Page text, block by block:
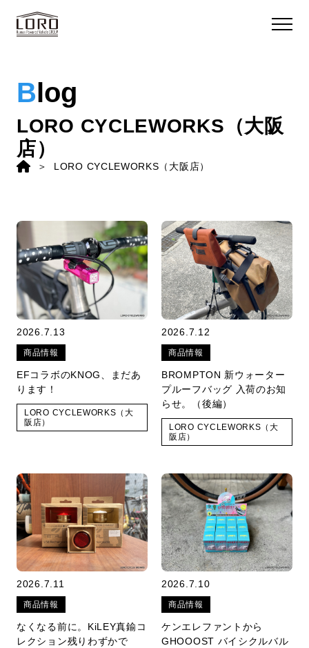
Blog
LORO CYCLEWORKS（大阪
店）
LORO CYCLEWORKS（大阪店）
2026.7.13
商品情報
EFコラボのKNOG、まだあ
ります！
LORO CYCLEWORKS（大
阪店）
2026.7.12
商品情報
BROMPTON 新ウォーター
プルーフバッグ 入荷のお知
らせ。（後編）
LORO CYCLEWORKS（大
阪店）
2026.7.11
商品情報
なくなる前に。KiLEY真鍮コ
レクション残りわずかで
2026.7.10
商品情報
ケンエレファントから
GHOOOST バイシクルバル